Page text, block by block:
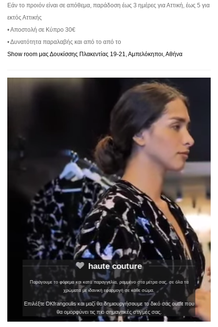
Εάν το προιόν είναι σε απόθεμα, παράδοση έως 3 ημέρες για Αττική, έως 5 για
εκτός Αττικής
• Αποστολή σε Κύπρο 30€
• Δυνατότητα παραλαβής και από το από το
Show room μας Δουκίσσης Πλακεντίας 19-21, Αμπελόκηποι, Αθήνα
haute couture
Παράγουμε το φόρεμα και κατά παραγγελία, ραμμένο στα μέτρα σας, σε όλα τα
χρώματα με ιδανική εφαρμογή σε κάθε σώμα.
Επιλέξτε DKfrangoulis και μαζί θα δημιουργήσουμε το δικό σας outfit που
θα ομορφύνει τις πιο σημαντικές στιγμές σας.